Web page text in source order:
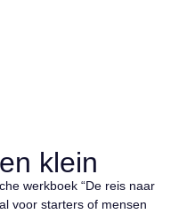
klein
werkboek “De reis naar
voor starters of mensen